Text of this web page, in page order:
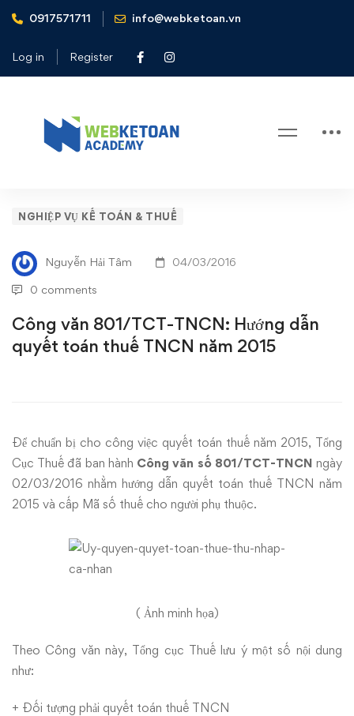
0917571711 info@webketoan.vn
Log in Register
Home
Nghiệp vụ Kế toán & Thuế
TNCN năm 2015
Công
văn
801/TCT-
TNCN:
Hướng
quyết
toán
thuế
TNCN
năm
NGHIỆP VỤ KẾ TOÁN & THUẾ
Nguyễn Hải Tâm 04/03/2016
0 comments
Công văn 801/TCT-TNCN: Hướng dẫn
quyết toán thuế TNCN năm 2015
Để chuẩn bị cho công việc quyết toán thuế năm 2015, Tổng
Cục Thuế đã ban hành Công văn số 801/TCT-TNCN ngày
02/03/2016 nhằm hướng dẫn quyết toán thuế TNCN năm
2015 và cấp Mã số thuế cho người phụ thuộc.
( Ảnh minh họa)
Theo Công văn này, Tổng cục Thuế lưu ý một số nội dung
như:
+ Đối tượng phải quyết toán thuế TNCN